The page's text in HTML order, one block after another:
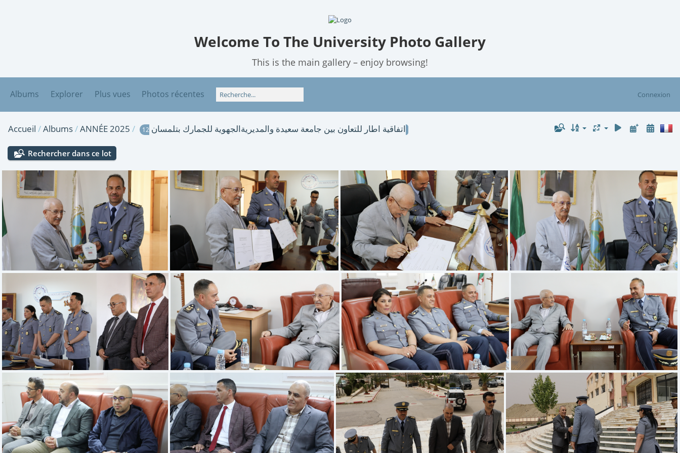
Welcome To The University Photo Gallery
This is the main gallery – enjoy browsing!
Albums Explorer Plus vues Photos récentes Connexion
Accueil /Albums/ANNÉE 2025 / اتفاقية اطار للتعاون بين جامعة سعيدة والمديريةالجهوية للجمارك بتلمسان 12
Rechercher dans ce lot
Capture d’écran 2025-05-27 à 14.32.33 Capture d’écran 2025-05-27 à 14.32.00 Capture d’écran 2025-05-27 à 14.31.30 Capture d’écran 2025-05-27 à 14.31.10
Capture d’écran 2025-05-27 à 14.30.22 Capture d’écran 2025-05-27 à 14.29.55 Capture d’écran 2025-05-27 à 14.28.59 Capture d’écran 2025-05-27 à 14.28.32